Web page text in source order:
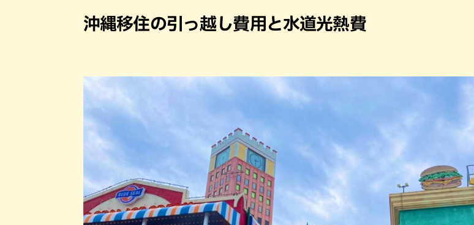
沖縄移住の引っ越し費用と水道光熱費